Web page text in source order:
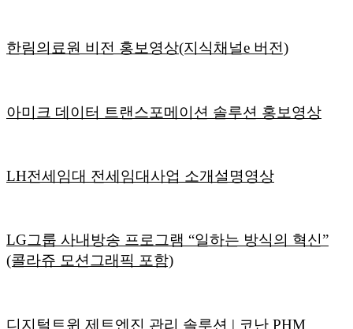
한림의료원 비전 홍보영상(지식채널e 버전)
아미크 데이터 트랜스포메이션 솔루션 홍보영상
LH전세임대 전세임대사업 소개설명영상
LG그룹 사내방송 프로그램 “일하는 방식의 혁신”
(콜라쥬 모션그래픽 포함)
디지털트윈 제트엔진 관리 솔루션 | 코난 PHM